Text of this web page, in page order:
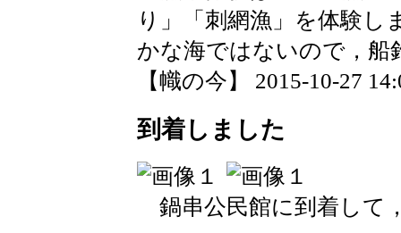
り」「刺網漁」を体験し
かな海ではないので，
【幟の今】 2015-10-27
到着しました
鍋串公民館に到着して